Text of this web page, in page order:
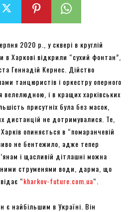
2020 р., у сквері в круглій
Харкові відкрили “сухий фонтан”,
Геннадій Кернес. Дійство
танцюристів і оркестру оперного
велелюдною, і в кращих харківських
присутніх була без масок,
дистанцій не дотримувалися. Те,
опиняється в “помаранчевій
не бентежило, адже тепер
і щасливій дітлашні можна
струменями води, дарма, що
“kharkov-future.com.ua“.
є найбільшим в Україні. Він